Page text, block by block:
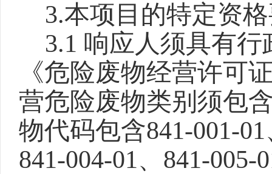
3.本项目的特定资
3.1 响应人须具有
《危险废物经营许可
营危险废物类别须包
物代码包含841-001-
841-004-01、841-